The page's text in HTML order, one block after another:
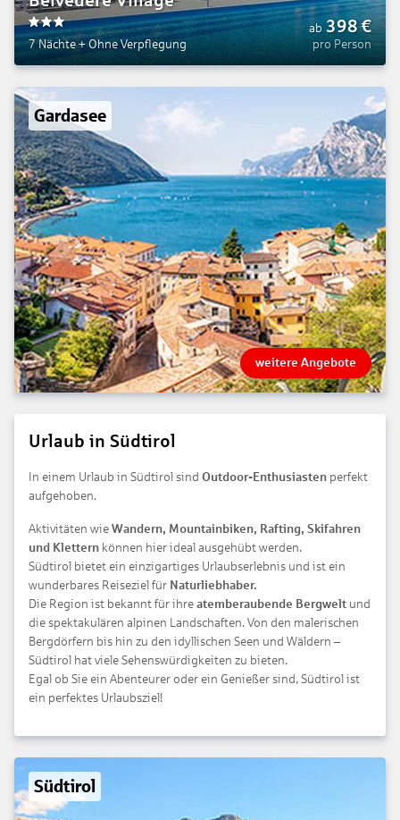
3
7 Nächte +Ohne Verpflegung
ab 398€
pro Person
Gardasee
weitere Angebote
Urlaub in Südtirol
In einem Urlaub in Südtirol sind Outdoor-Enthusiasten perfekt
aufgehoben.
Aktivitäten wie Wandern, Mountainbiken, Rafting, Skifahren
und Klettern können hier ideal ausgehübt werden.
Südtirol bietet ein einzigartiges Urlaubserlebnis und ist ein
wunderbares Reiseziel für Naturliebhaber.
Die Region ist bekannt für ihre atemberaubende Bergwelt und
die spektakulären alpinen Landschaften. Von den malerischen
Bergdörfern bis hin zu den idyllischen Seen und Wäldern –
Südtirol hat viele Sehenswürdigkeiten zu bieten.
Egal ob Sie ein Abenteurer oder ein Genießer sind, Südtirol ist
ein perfektes Urlaubsziel!
Südtirol